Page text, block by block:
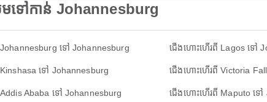
មទៅកាន់ Johannesburg
ទៅ Johannesburg ជើងហោះហើរពី Lagos ទៅ
ទៅ Johannesburg ជើងហោះហើរពី Victoria
Ababa ទៅ Johannesburg ជើងហោះហើរពី Maputo ទៅ